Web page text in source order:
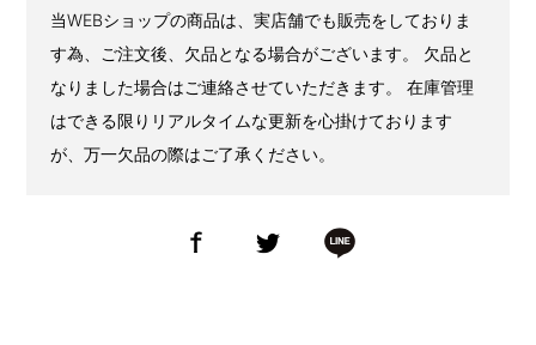
当WEBショップの商品は、実店舗でも販売をしておりま
す為、ご注文後、欠品となる場合がございます。 欠品と
なりました場合はご連絡させていただきます。 在庫管理
はできる限りリアルタイムな更新を心掛けております
が、万一欠品の際はご了承ください。